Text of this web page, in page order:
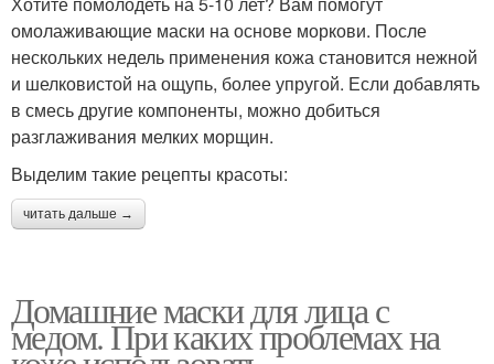
омолаживающие маски на основе моркови. После
нескольких недель применения кожа становится нежной
и шелковистой на ощупь, более упругой. Если добавлять
в смесь другие компоненты, можно добиться
разглаживания мелких морщин.
Выделим такие рецепты красоты:
читать дальше →
Домашние маски для лица с
медом. При каких проблемах на